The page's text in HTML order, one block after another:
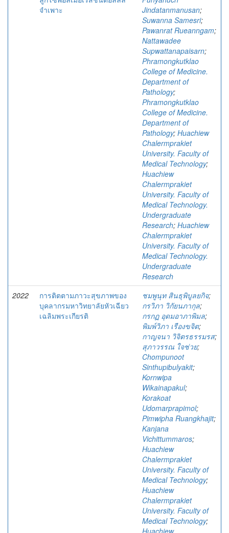
จำเพาะ
Jindatanmanusan;
Suwanna Samesri;
Pawanrat Rueanngam;
Nattawadee
Supwattanapaisarn;
Phramongkutklao
College of Medicine.
Department of
Pathology;
Phramongkutklao
College of Medicine.
Department of
Pathology; Huachiew
Chalermprakiet
University. Faculty of
Medical Technology;
Huachiew
Chalermprakiet
University. Faculty of
Medical Technology.
Undergraduate
Research; Huachiew
Chalermprakiet
University. Faculty of
Medical Technology.
Undergraduate
Research
2022
การติตตามภาวะสุขภาพของ
บุคลากรมหาวิทยาลัยหัวเฉียว
เฉลิมพระเกียรติ
ชมพูนุท สินธุพิบูลยกิจ;
กรวิภา วิกัยนภากุล;
กรกฏ อุดมอาภาพิมล;
พิมพ์วิภา เรืองขจิต;
กาญจนา วิจิตรธรรมรส;
สุภาวรรณ ใจช่วย;
Chompunoot
Sinthupibulyakit;
Kornwipa
Wikainapakul;
Korakoat
Udomarprapimol;
Pimwipha Ruangkhajit;
Kanjana
Vichittummaros;
Huachiew
Chalermprakiet
University. Faculty of
Medical Technology;
Huachiew
Chalermprakiet
University. Faculty of
Medical Technology;
Huachiew